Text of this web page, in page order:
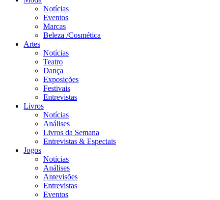
Notícias
Eventos
Marcas
Beleza /Cosmética
Artes
Notícias
Teatro
Dança
Exposições
Festivais
Entrevistas
Livros
Notícias
Análises
Livros da Semana
Entrevistas & Especiais
Jogos
Notícias
Análises
Antevisões
Entrevistas
Eventos